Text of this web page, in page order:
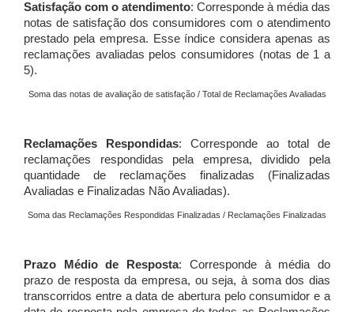
Satisfação com o atendimento: Corresponde à média das
notas de satisfação dos consumidores com o atendimento
prestado pela empresa. Esse índice considera apenas as
reclamações avaliadas pelos consumidores (notas de 1 a
5).
Soma das notas de avaliação de satisfação / Total de Reclamações Avaliadas
Reclamações Respondidas: Corresponde ao total de
reclamações respondidas pela empresa, dividido pela
quantidade de reclamações finalizadas (Finalizadas
Avaliadas e Finalizadas Não Avaliadas).
Soma das Reclamações Respondidas Finalizadas / Reclamações Finalizadas
Prazo Médio de Resposta: Corresponde à média do
prazo de resposta da empresa, ou seja, à soma dos dias
transcorridos entre a data de abertura pelo consumidor e a